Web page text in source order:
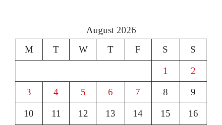
August 2026
M
T W T F S S
1 2
3 4 5 6 7 8 9
10 11 12 13 14 15 16